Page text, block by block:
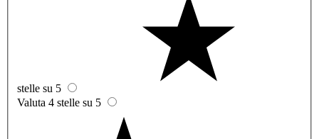
stelle su 5
Valuta 4 stelle su 5